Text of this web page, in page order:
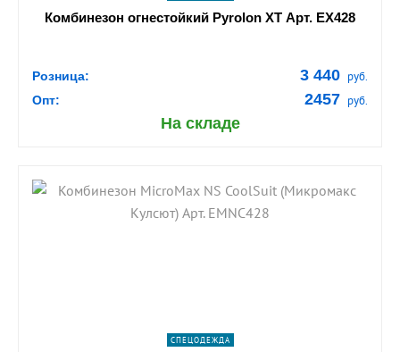
Комбинезон огнестойкий Pyrolon XT Арт. EX428
Розница: 3 440 руб.
Опт: 2457 руб.
На складе
shopping_cart В КОРЗИНУ
СПЕЦОДЕЖДА